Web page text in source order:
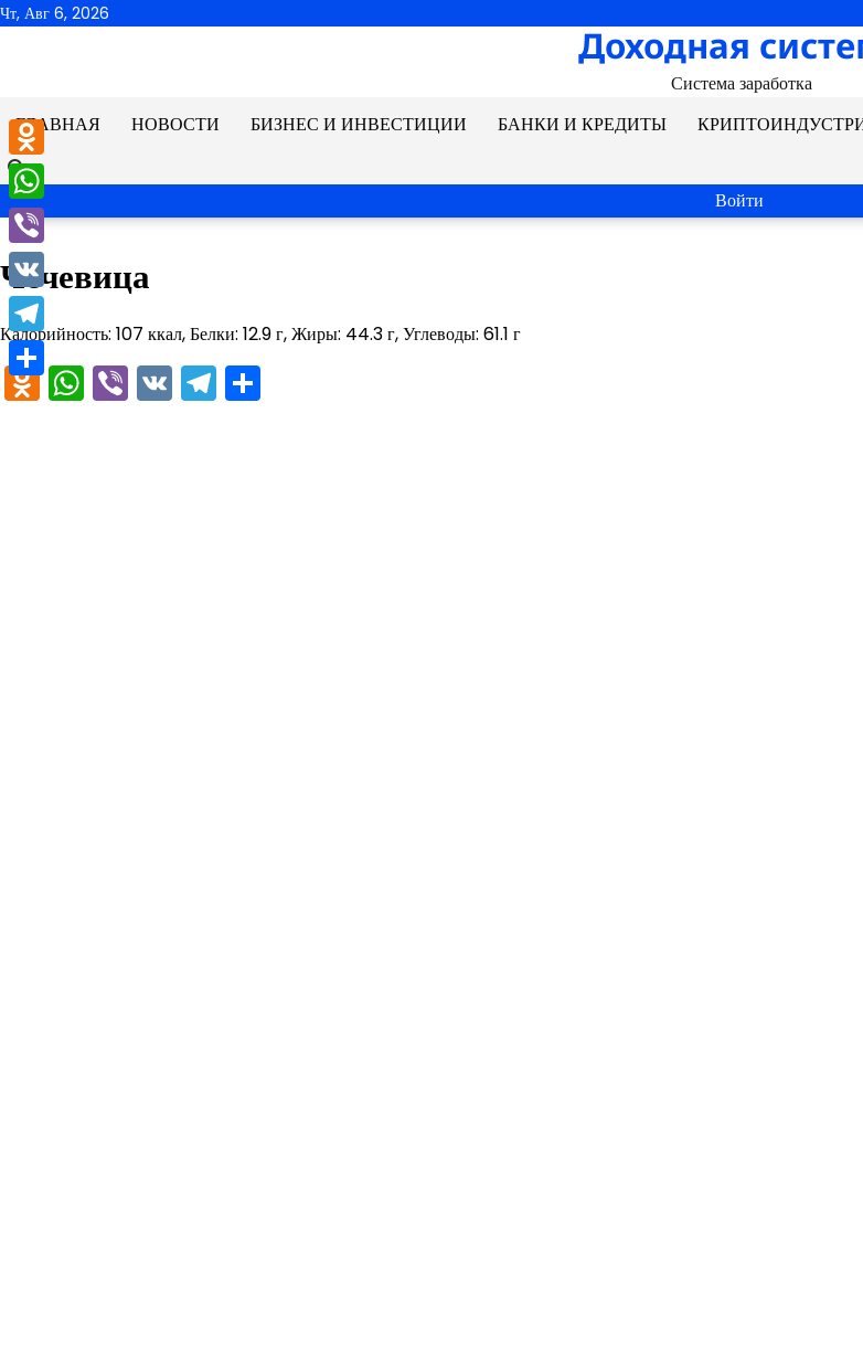
Перейти
Чт, Авг 6, 2026
Доходная
Система заработка
ГЛАВНАЯ
НОВОСТИ БИЗНЕС И ИНВЕСТИЦИИ БАНКИ И КРЕДИТЫ
Войти
Чечевица
Калорийность: 107 ккал, Белки: 12.9 г, Жиры: 44.3 г, Углеводы: 61.1 г
Odnoklassniki
WhatsApp
Viber
VKTelegram
Odnoklassniki
WhatsApp
Viber
VK
Telegram
Отправить